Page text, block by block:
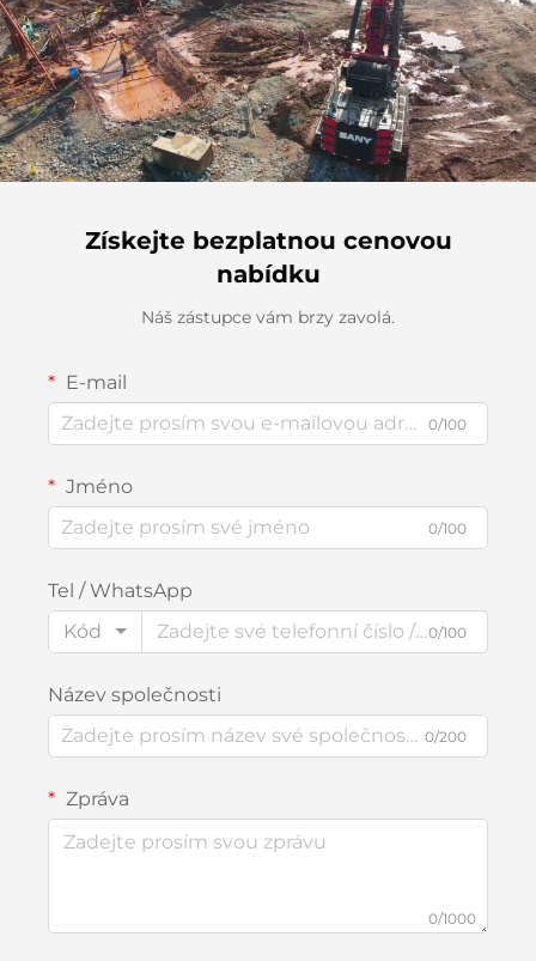
Získejte bezplatnou cenovou
nabídku
Náš zástupce vám brzy zavolá.
E-mail
0/100
Jméno
0/100
Tel / WhatsApp
Kód
0/100
Název společnosti
0/200
Zpráva
0/1000